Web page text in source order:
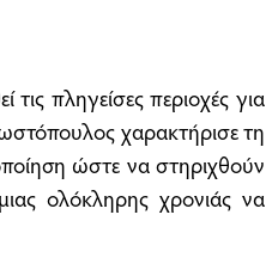
πληγείσες περιοχές για
χαρακτήρισε τη
ώστε να στηριχθούν
ολόκληρης χρονιάς να